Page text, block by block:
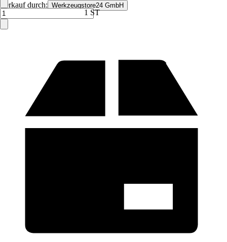
Verkauf durch: Werkzeugstore24 GmbH
1 ST